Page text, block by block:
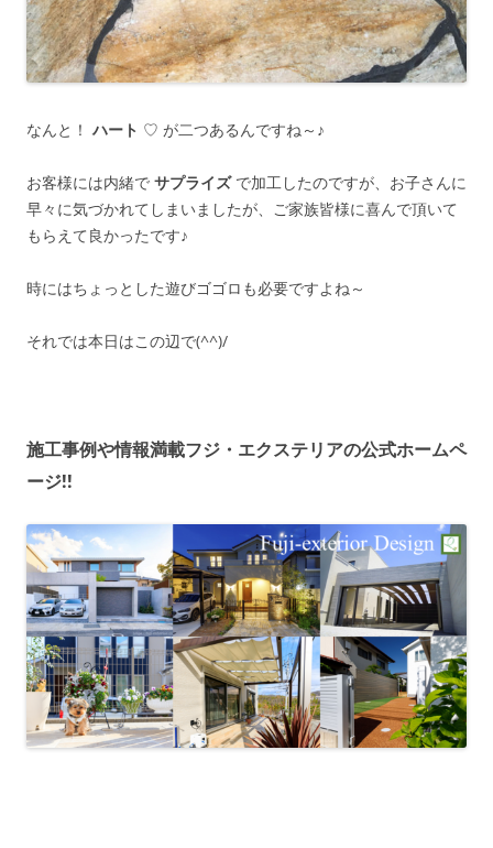
なんと！ ハート ♡ が二つあるんですね～♪
お客様には内緒で サプライズで加工したのですが、お子さんに
早々に気づかれてしまいましたが、ご家族皆様に喜んで頂いて
もらえて良かったです♪
時にはちょっとした遊びゴゴロも必要ですよね～
それでは本日はこの辺で(^^)/
施工事例や情報満載フジ・エクステリアの公式ホームペ
ージ!!